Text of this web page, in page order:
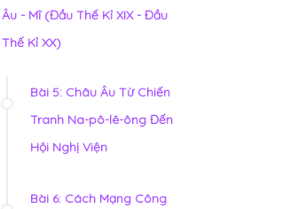
Âu - Mĩ (Đầu Thế Kỉ XIX - Đầu
Thế Kỉ XX)
Bài 5: Châu Âu Từ Chiến
Tranh Na-pô-lê-ông Đến
Hội Nghị Viện
Bài 6: Cách Mạng Công